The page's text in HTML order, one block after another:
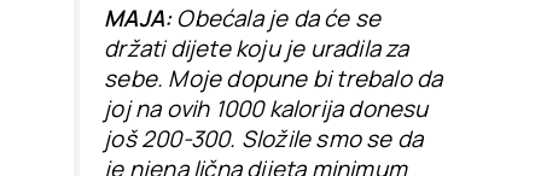
MAJA:Obećala je da će se
držati dijete koju je uradila za
sebe. Moje dopune bi trebalo da
joj na ovih 1000 kalorija donesu
još 200-300. Složile smo se da
je njena lična dijeta minimum